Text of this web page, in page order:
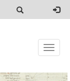
Toggle